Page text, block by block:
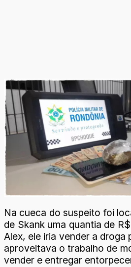
Na cueca do suspeito foi
de Skank uma quantia de
Alex, ele iria vender a droga
aproveitava o trabalho de
vender e entregar